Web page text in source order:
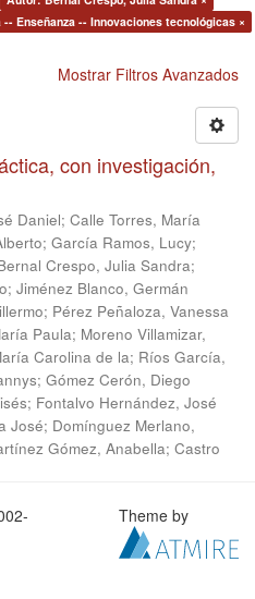
Enseñanza -- Innovaciones tecnológicas ×
Mostrar Filtros Avanzados
con investigación,
Daniel; Calle Torres, María
; García Ramos, Lucy;
Crespo, Julia Sandra;
; Jiménez Blanco, Germán
; Pérez Peñaloza, Vanessa
Paula; Moreno Villamizar,
Carolina de la; Ríos García,
; Gómez Cerón, Diego
; Fontalvo Hernández, José
José; Domínguez Merlano,
Gómez, Anabella; Castro
Theme by